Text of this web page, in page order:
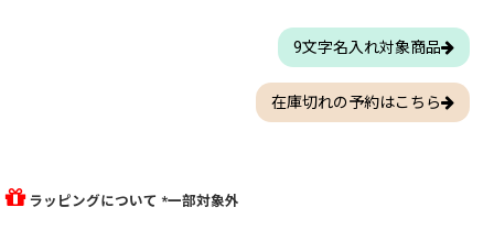
9文字名入れ対象商品
在庫切れの予約はこちら
ラッピングについて *一部対象外